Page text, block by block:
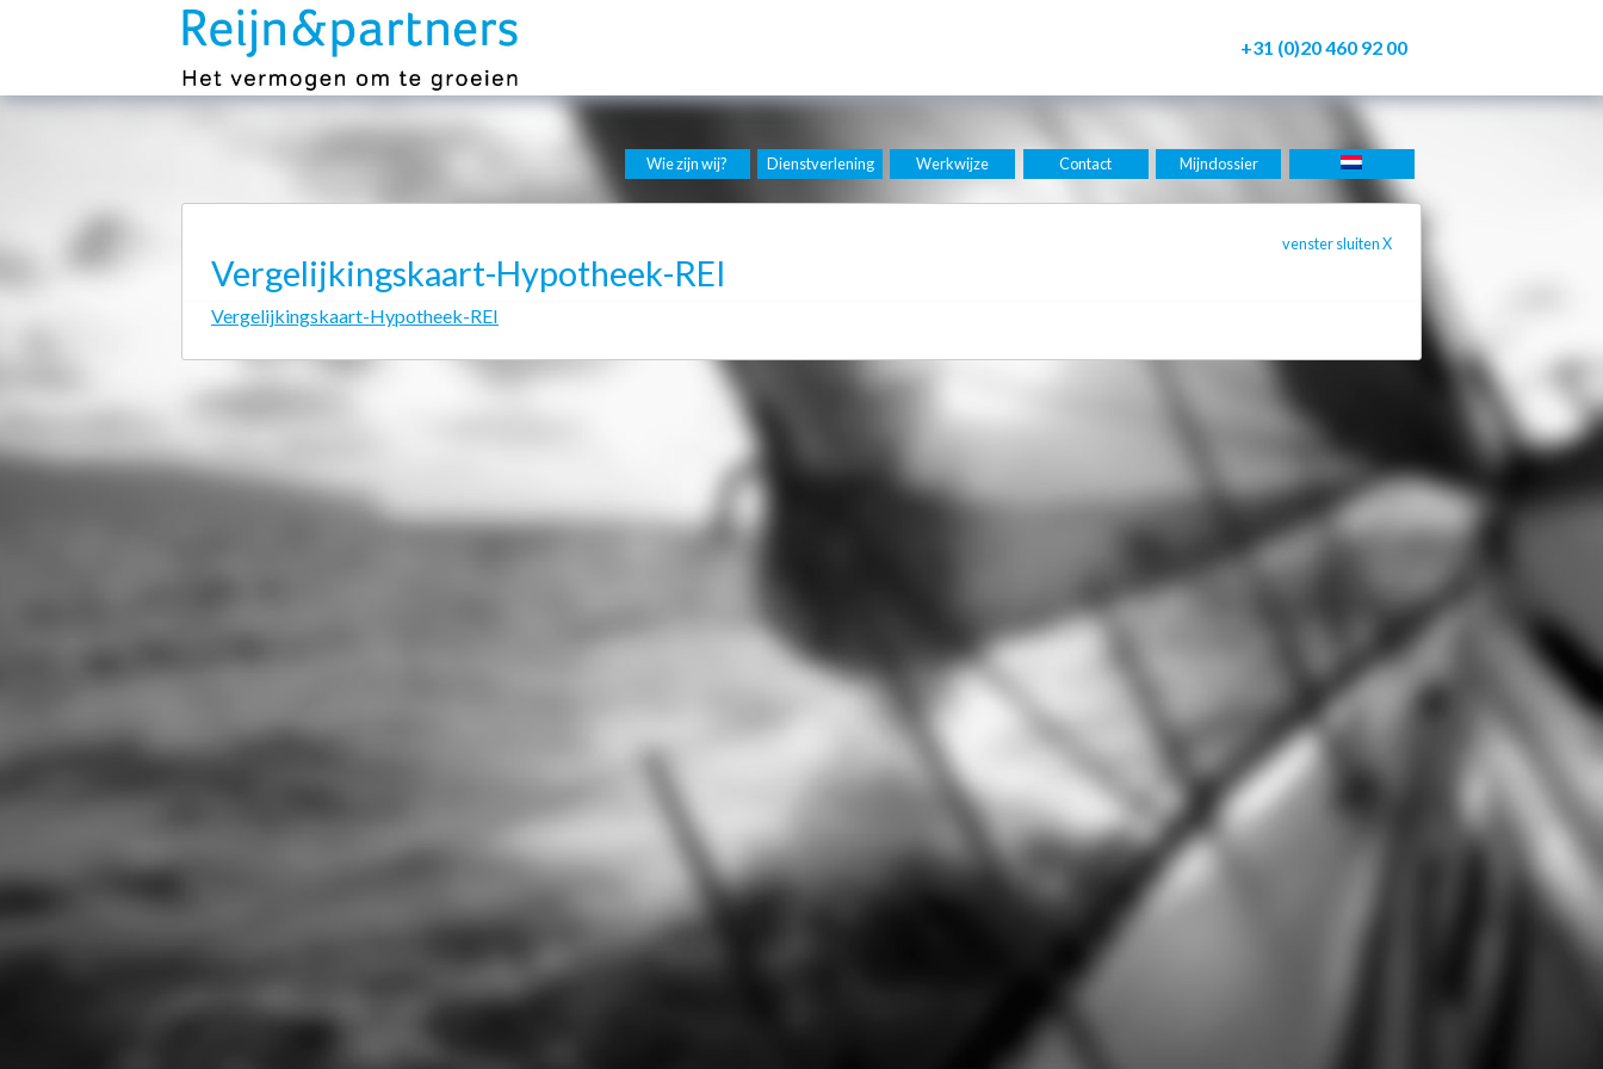
+31 (0)20 460 92 00
Wie zijn wij? Dienstverlening Werkwijze Contact Mijndossier
venster sluitenX
Vergelijkingskaart-Hypotheek-REI
Vergelijkingskaart-Hypotheek-REI